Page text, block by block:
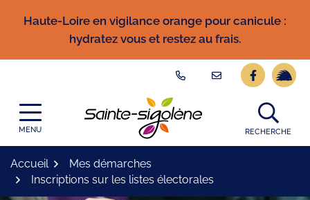
Haute-Loire en vigilance orange pour canicule :
hydratez vous et restez au frais.
Lien vers
Lien
MENU
Logo Site
RECHERCHE
Accueil
Mes démarches
Inscriptions sur les listes électorales